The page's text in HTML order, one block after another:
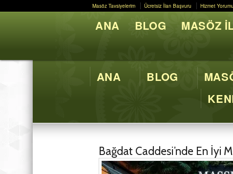
Masöz Tavsiyelerim Ücretsiz İlan Başvuru Hizmet
Butik
ANA BLOG
Bağdat Caddesi’nde En İyi
Masöz Tavsiyelerim Ücretsiz İlan Başvuru Hizmet
ANA BLOG MASÖZ